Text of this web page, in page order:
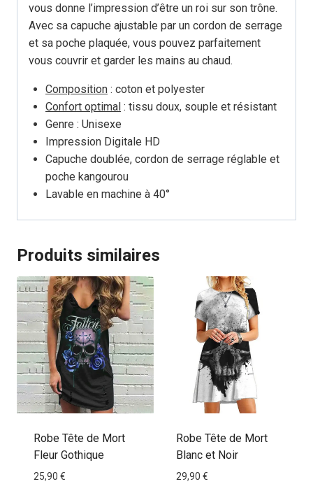
vous donne l’impression d’être un roi sur son trône.
Avec sa capuche ajustable par un cordon de serrage
et sa poche plaquée, vous pouvez parfaitement
vous couvrir et garder les mains au chaud.
Composition : coton et polyester
Confort optimal : tissu doux, souple et résistant
Genre : Unisexe
Impression Digitale HD
Capuche doublée, cordon de serrage réglable et
poche kangourou
Lavable en machine à 40°
Produits similaires
Robe Tête de Mort
Fleur Gothique
25,90 €
Robe Tête de Mort
Blanc et Noir
29,90 €